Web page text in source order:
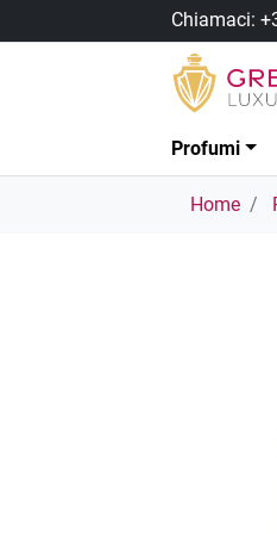
Chiamaci:
Profumi
Home